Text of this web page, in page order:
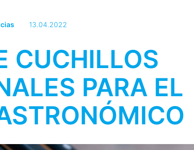
13.04.2022
CUCHILLOS
PARA EL